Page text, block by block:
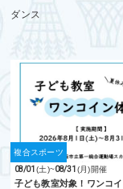
ダンス
複合スポーツ
08/01(土)~08/31 (月)開催
子ども教室対象！ワンコイ